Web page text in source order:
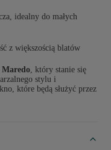
idealny do małych
z większością blatów
Maredo , który stanie się
stylu i
które będą służyć przez